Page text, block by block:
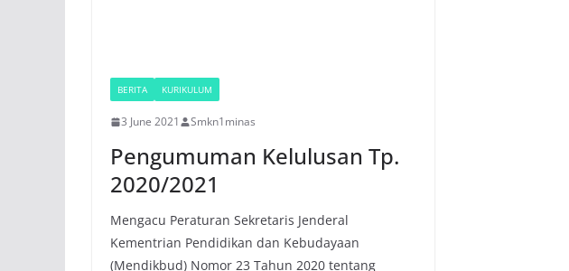
BERITA KURIKULUM
3 June 2021 Smkn1minas
Pengumuman Kelulusan Tp.
2020/2021
Mengacu Peraturan Sekretaris Jenderal
Kementrian Pendidikan dan Kebudayaan
(Mendikbud) Nomor 23 Tahun 2020 tentang